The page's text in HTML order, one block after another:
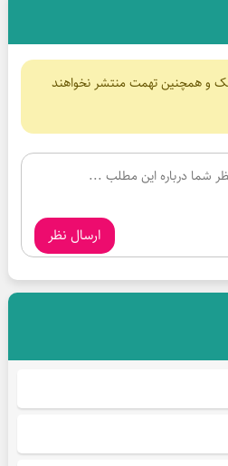
و همچنین تهمت منتشر نخواهند
ارسال نظر